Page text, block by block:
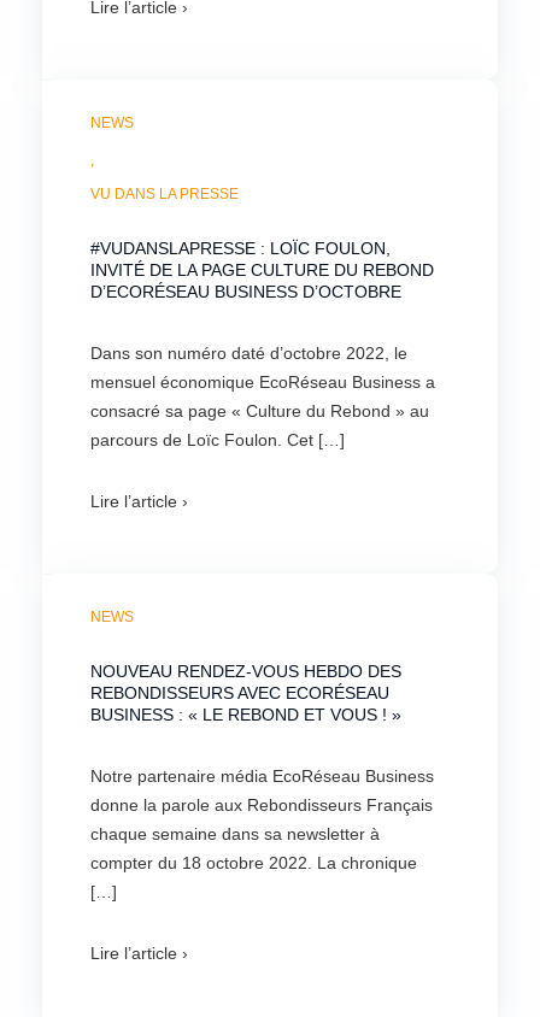
Lire l’article ›
NEWS
VU DANS LA PRESSE
#VUDANSLAPRESSE : LOÏC FOULON,
INVITÉ DE LA PAGE CULTURE DU REBOND
D’ECORÉSEAU BUSINESS D’OCTOBRE
Dans son numéro daté d’octobre 2022, le
mensuel économique EcoRéseau Business a
consacré sa page « Culture du Rebond » au
parcours de Loïc Foulon. Cet […]
Lire l’article ›
NEWS
NOUVEAU RENDEZ-VOUS HEBDO DES
REBONDISSEURS AVEC ECORÉSEAU
BUSINESS : « LE REBOND ET VOUS ! »
Notre partenaire média EcoRéseau Business
donne la parole aux Rebondisseurs Français
chaque semaine dans sa newsletter à
compter du 18 octobre 2022. La chronique
[…]
Lire l’article ›